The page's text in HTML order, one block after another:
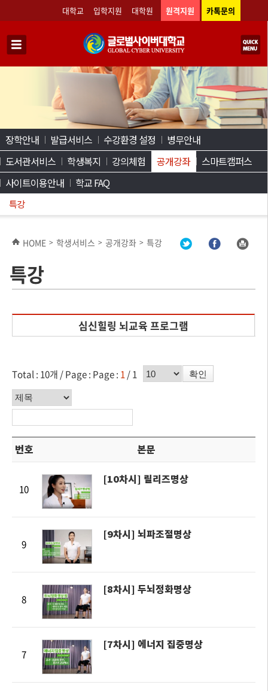
대학교 입학지원 대학원 원격지원 카톡문의
장학안내 발급서비스 수강환경 설정
병무안내
도서관서비스
학생복지 강의체험 공개강좌
특강
스마트캠퍼스
사이트이용안내
학교 FAQ
HOME > 학생서비스 > 공개강좌 > 특강
특강
심신힐링 뇌교육 프로그램
Total : 10개 / Page : Page : 1/ 1 페이지수 선택
확인
분류기준
번호 본문
10
[10차시] 릴리즈명상
9
[9차시] 뇌파조절명상
8
[8차시] 두뇌정화명상
7
[7차시] 에너지 집중명상